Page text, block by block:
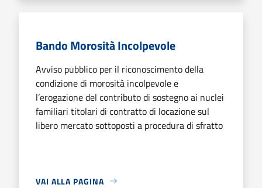
Bando Morosità Incolpevole
Avviso pubblico per il riconoscimento della
condizione di morosità incolpevole e
l’erogazione del contributo di sostegno ai nuclei
familiari titolari di contratto di locazione sul
libero mercato sottoposti a procedura di sfratto
VAI ALLA PAGINA